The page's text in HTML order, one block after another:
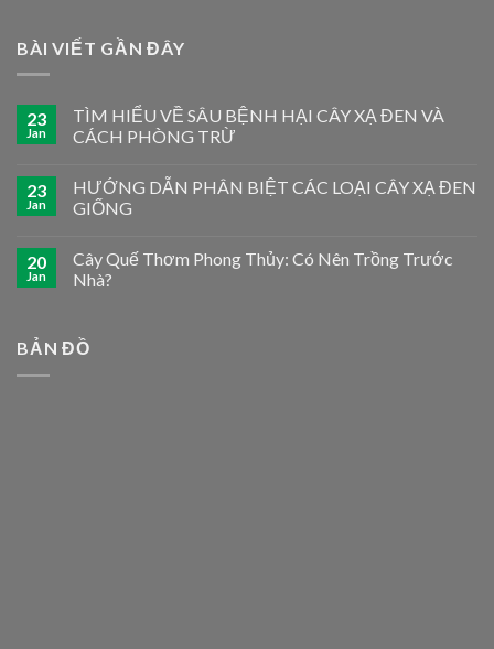
BÀI VIẾT GẦN ĐÂY
23
Jan
TÌM HIỂU VỀ SÂU BỆNH HẠI CÂY XẠ ĐEN VÀ
CÁCH PHÒNG TRỪ
23
Jan
HƯỚNG DẪN PHÂN BIỆT CÁC LOẠI CÂY XẠ ĐEN
GIỐNG
20
Jan
Cây Quế Thơm Phong Thủy: Có Nên Trồng Trước
Nhà?
BẢN ĐỒ